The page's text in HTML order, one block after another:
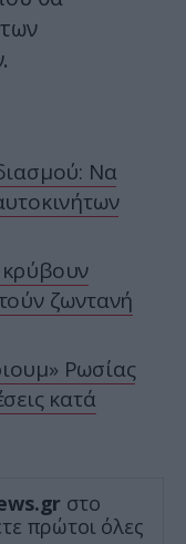
Να
ζωντανή
Ρωσίας
κατά
στο
πρώτοι όλες